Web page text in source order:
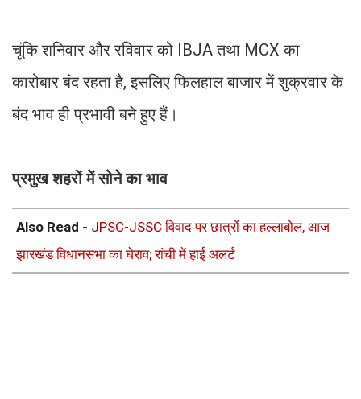
चूंकि शनिवार और रविवार को IBJA तथा MCX का
कारोबार बंद रहता है, इसलिए फिलहाल बाजार में शुक्रवार के
बंद भाव ही प्रभावी बने हुए हैं।
प्रमुख शहरों में सोने का भाव
Also Read - JPSC-JSSC विवाद पर छात्रों का हल्लाबोल, आज
झारखंड विधानसभा का घेराव; रांची में हाई अलर्ट